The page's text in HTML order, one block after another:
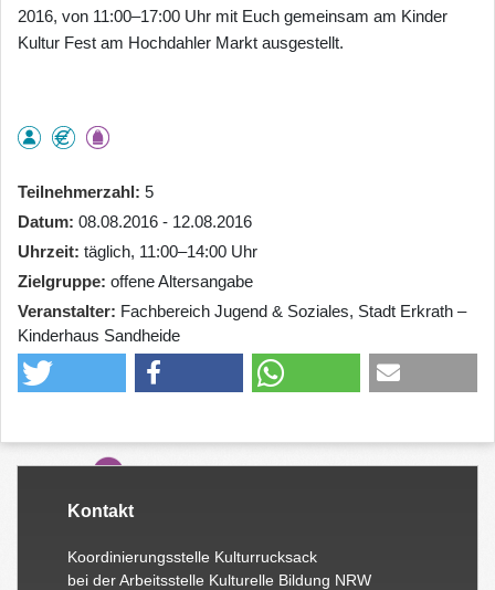
2016, von 11:00–17:00 Uhr mit Euch gemeinsam am Kinder
Kultur Fest am Hochdahler Markt ausgestellt.
Teilnehmerzahl 5
Datum 08.08.2016 - 12.08.2016
Uhrzeit täglich, 11:00–14:00 Uhr
Zielgruppe offene Altersangabe
Veranstalter Fachbereich Jugend & Soziales, Stadt Erkrath –
Kinderhaus Sandheide
Kontakt
Koordinierungsstelle Kulturrucksack
bei der Arbeitsstelle Kulturelle Bildung NRW